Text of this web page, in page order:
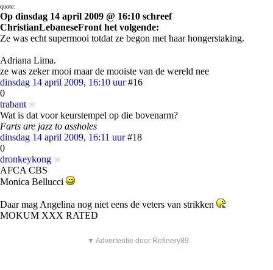
quote:
Op dinsdag 14 april 2009 @ 16:10 schreef
ChristianLebaneseFront het volgende:
Ze was echt supermooi totdat ze begon met haar hongerstaking.
Adriana Lima.
ze was zeker mooi maar de mooiste van de wereld nee
dinsdag 14 april 2009, 16:10 uur #16
0
trabant
Wat is dat voor keurstempel op die bovenarm?
Farts are jazz to assholes
dinsdag 14 april 2009, 16:11 uur #18
0
dronkeykong
AFCA CBS
Monica Bellucci
Daar mag Angelina nog niet eens de veters van strikken
MOKUM XXX RATED
▼ Advertentie door Refinery89